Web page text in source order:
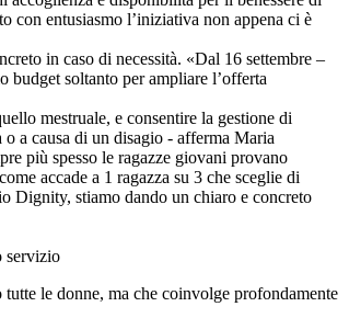
con entusiasmo l’iniziativa non appena ci è
in caso di necessità. «Dal 16 settembre –
budget soltanto per ampliare l’offerta
mestruale, e consentire la gestione di
a causa di un disagio - afferma Maria
più spesso le ragazze giovani provano
accade a 1 ragazza su 3 che sceglie di
Dignity, stiamo dando un chiaro e concreto
servizio
le donne, ma che coinvolge profondamente